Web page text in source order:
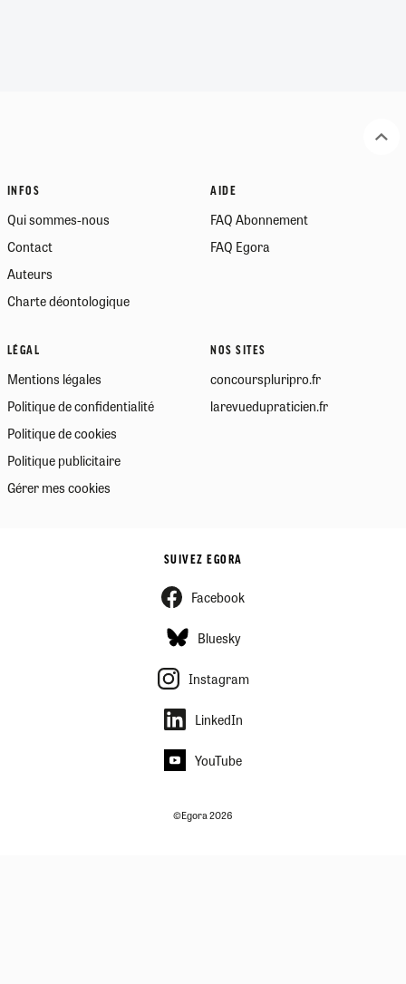
INFOS
Qui sommes-nous
Contact
Auteurs
Charte déontologique
AIDE
FAQ Abonnement
FAQ Egora
LÉGAL
Mentions légales
Politique de confidentialité
Politique de cookies
Politique publicitaire
Gérer mes cookies
NOS SITES
concourspluripro.fr
larevuedupraticien.fr
SUIVEZ EGORA
Facebook
Bluesky
Instagram
LinkedIn
YouTube
©Egora 2026